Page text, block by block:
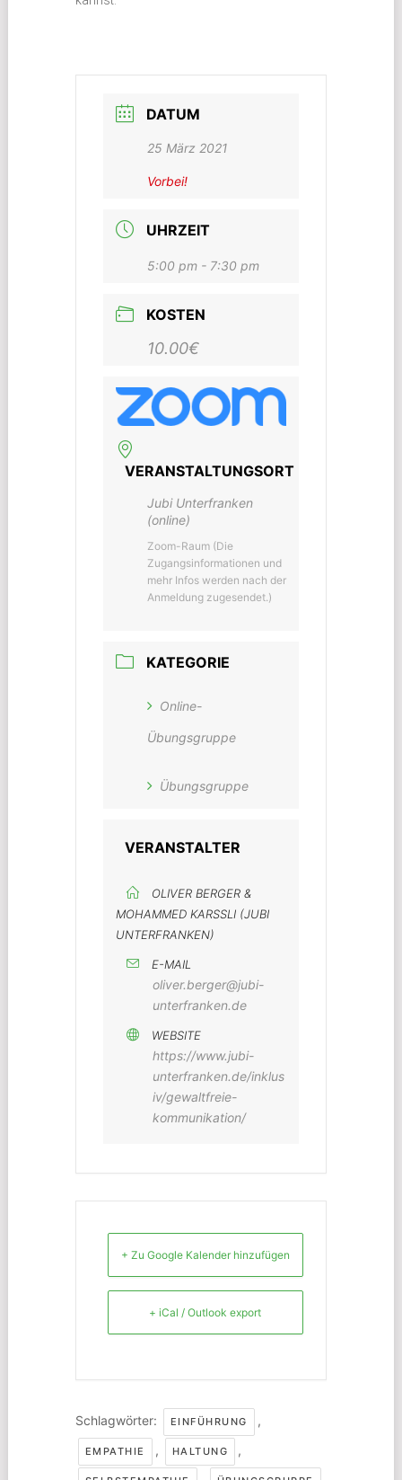
DATUM
25 März 2021
Vorbei!
UHRZEIT
5:00 pm - 7:30 pm
KOSTEN
10.00€
VERANSTALTUNGSORT
Jubi Unterfranken
(online)
Zoom-Raum (Die
Zugangsinformationen und
mehr Infos werden nach der
Anmeldung zugesendet.)
KATEGORIE
Online-
Übungsgruppe
Übungsgruppe
VERANSTALTER
OLIVER BERGER &
MOHAMMED KARSSLI (JUBI
UNTERFRANKEN)
E-MAIL
oliver.berger@jubi-
unterfranken.de
WEBSITE
https://www.jubi-
unterfranken.de/inklus
iv/gewaltfreie-
kommunikation/
+ Zu Google Kalender hinzufügen
+ iCal / Outlook export
Schlagwörter: EINFÜHRUNG ,
EMPATHIE , HALTUNG ,